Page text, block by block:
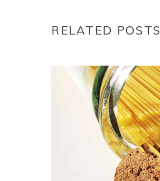
RELATED POSTS